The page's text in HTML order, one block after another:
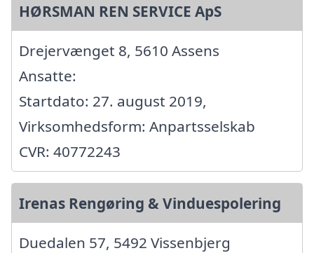
HØRSMAN REN SERVICE ApS
Drejervænget 8, 5610 Assens
Ansatte:
Startdato: 27. august 2019,
Virksomhedsform: Anpartsselskab
CVR: 40772243
Irenas Rengøring & Vinduespolering
Duedalen 57, 5492 Vissenbjerg